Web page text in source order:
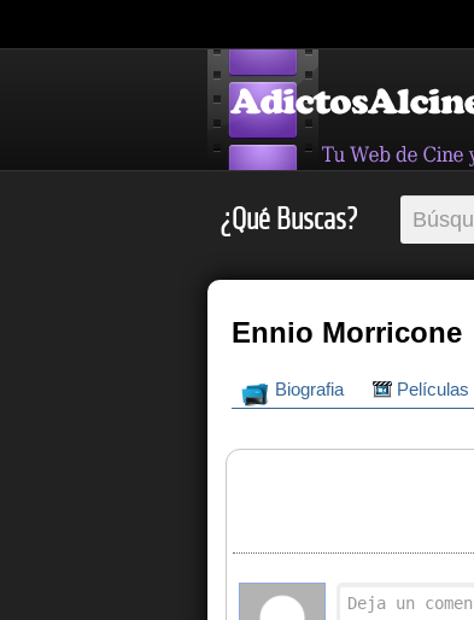
¿Qué Buscas?
Ennio Morricone
Biografia Películas